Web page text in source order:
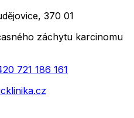
370 01
záchytu karcinomu
721 186 161